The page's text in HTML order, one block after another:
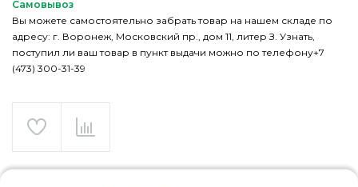
Самовывоз
Вы можете самостоятельно забрать товар на нашем складе по
адресу: г. Воронеж, Московский пр., дом 11, литер З. Узнать,
поступил ли ваш товар в пункт выдачи можно по телефону+7
(473) 300-31-39